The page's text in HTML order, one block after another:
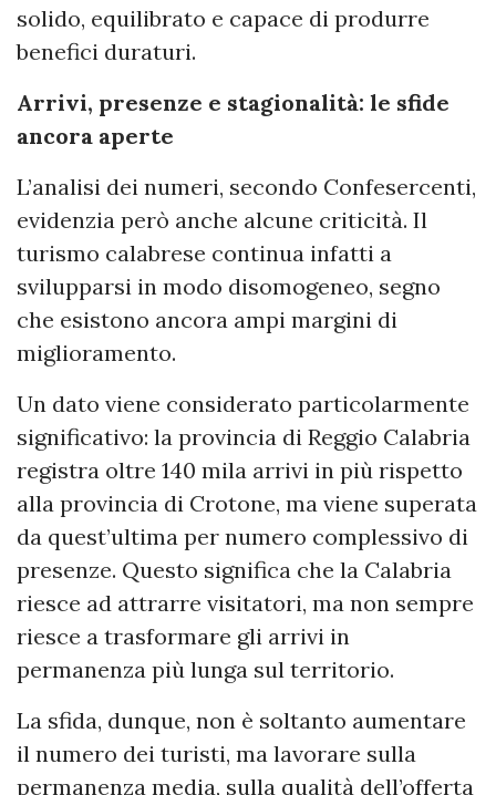
solido, equilibrato e capace di produrre
benefici duraturi.
Arrivi, presenze e stagionalità: le sfide
ancora aperte
L’analisi dei numeri, secondo Confesercenti,
evidenzia però anche alcune criticità. Il
turismo calabrese continua infatti a
svilupparsi in modo disomogeneo, segno
che esistono ancora ampi margini di
miglioramento.
Un dato viene considerato particolarmente
significativo: la provincia di Reggio Calabria
registra oltre 140 mila arrivi in più rispetto
alla provincia di Crotone, ma viene superata
da quest’ultima per numero complessivo di
presenze. Questo significa che la Calabria
riesce ad attrarre visitatori, ma non sempre
riesce a trasformare gli arrivi in
permanenza più lunga sul territorio.
La sfida, dunque, non è soltanto aumentare
il numero dei turisti, ma lavorare sulla
permanenza media, sulla qualità dell’offerta